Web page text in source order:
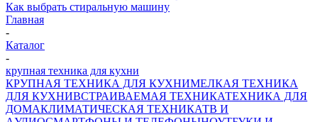
Как выбрать стиральную машину
Главная
-
Каталог
-
крупная техника для кухни
КРУПНАЯ ТЕХНИКА ДЛЯ КУХНИМЕЛКАЯ ТЕХНИКА
ДЛЯ КУХНИВСТРАИВАЕМАЯ ТЕХНИКАТЕХНИКА ДЛЯ
ДОМАКЛИМАТИЧЕСКАЯ ТЕХНИКАТВ И